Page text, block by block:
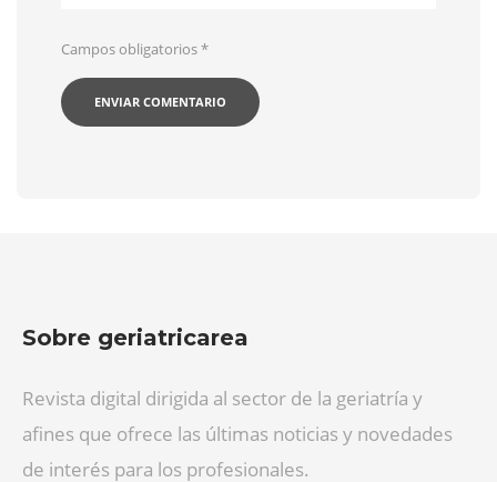
Campos obligatorios*
Sobre geriatricarea
Revista digital dirigida al sector de la geriatría y
afines que ofrece las últimas noticias y novedades
de interés para los profesionales.